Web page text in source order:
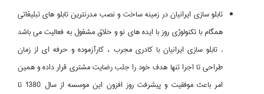
تابلو سازي ايرانيان در زمينه ساخت و نصب مدرنترين تابلو هاي تبليغاتي
همگام با تكنولوژي روز با ايده هاي نو و خلاق مشغول به فعاليت مي باشد
. تابلو سازي ايرانيان با كادري مجرب ، كارآزموده و حرفه اي از زمان
طراحي تا اجرا تنها هدف خود را جلب رضايت مشتري قرار داده و همين
امر باعث موفقيت و پيشرفت روز افزون اين موسسه از سال 1380 تا